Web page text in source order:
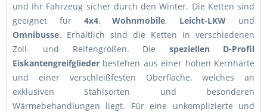
und Ihr Fahrzeug sicher durch den Winter. Die Ketten sind
geeignet für 4x4,Wohnmobile, Leicht-LKW und
Omnibusse. Erhältlich sind die Ketten in verschiedenen
Zoll- und Reifengrößen. Die speziellen D-Profil
Eiskantengreifglieder bestehen aus einer hohen Kernhärte
und einer verschleißfesten Oberfläche, welches an
exklusiven Stahlsorten und besonderen
Wärmebehandlungen liegt. Für eine unkomplizierte und